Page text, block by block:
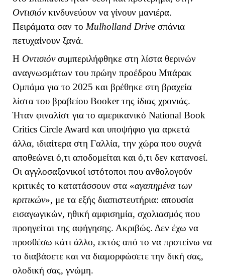
Οντισιόνκινδυνεύουν να γίνουν μανιέρα.
Πειράματα σαν το Mulholland Drive σπάνια
πετυχαίνουν ξανά.
Η Οντισιόνσυμπεριλήφθηκε στη λίστα θερινών
αναγνωσμάτων του πρώην προέδρου Μπάρακ
Ομπάμα για το 2025 και βρέθηκε στη βραχεία
λίστα του βραβείου Bookerτης ίδιας χρονιάς.
Ήταν φιναλίστ για το αμερικανικό National Book
Critics Circle Award και υποψήφιο για αρκετά
άλλα, ιδιαίτερα στη Γαλλία, την χώρα που συχνά
αποθεώνει ό,τι αποδομείται και ό,τι δεν κατανοεί.
Οι αγγλοσαξονικοί ιστότοποι που ανθολογούν
κριτικές το κατατάσσουν στα «αγαπημένα των
κριτικών», με τα εξής διαπιστευτήρια: απουσία
εισαγωγικών, ηθική αμφισημία, σχολιασμός που
προηγείται της αφήγησης. Ακριβώς. Δεν έχω να
προσθέσω κάτι άλλο, εκτός από το να προτείνω να
το διαβάσετε και να διαμορφώσετε την δική σας,
ολοδική σας, γνώμη.